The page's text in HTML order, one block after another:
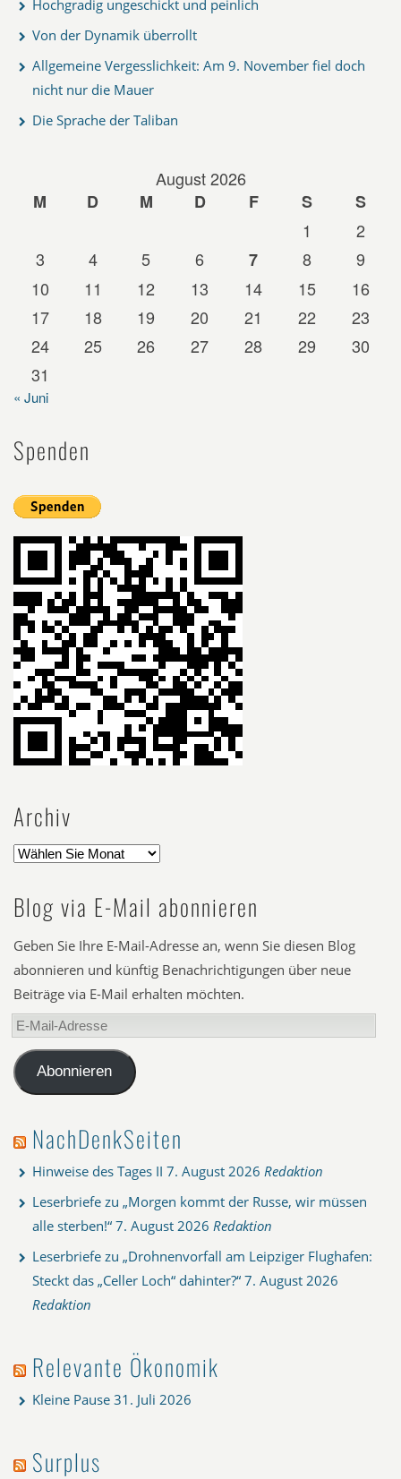
Hochgradig ungeschickt und peinlich
Von der Dynamik überrollt
Allgemeine Vergesslichkeit: Am 9. November fiel doch
nicht nur die Mauer
Die Sprache der Taliban
August 2026
M
D M D F S
S
1
2
3
4 5 6 7 8
9
10
11 12 13 14 15
16
17
18 19 20 21 22
23
24
25 26 27 28 29
30
31
« Juni
Spenden
Archiv
Blog via E-Mail abonnieren
Geben Sie Ihre E-Mail-Adresse an, wenn Sie diesen Blog
abonnieren und künftig Benachrichtigungen über neue
Beiträge via E-Mail erhalten möchten.
E-
Mail-
AdresseAbonnieren
NachDenkSeiten
Hinweise des Tages II 7. August 2026 Redaktion
Leserbriefe zu „Morgen kommt der Russe, wir müssen
alle sterben!“ 7. August 2026 Redaktion
Leserbriefe zu „Drohnenvorfall am Leipziger Flughafen:
Steckt das „Celler Loch“ dahinter?“ 7. August 2026
Redaktion
Relevante Ökonomik
Kleine Pause 31. Juli 2026
Surplus